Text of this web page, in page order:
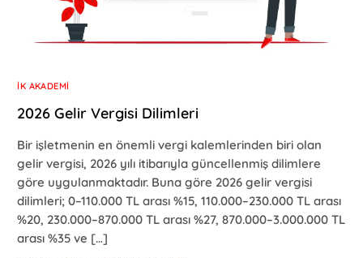
İK AKADEMI
2026 Gelir Vergisi Dilimleri
Bir işletmenin en önemli vergi kalemlerinden biri olan
gelir vergisi, 2026 yılı itibarıyla güncellenmiş dilimlere
göre uygulanmaktadır. Buna göre 2026 gelir vergisi
dilimleri; 0–110.000 TL arası %15, 110.000–230.000 TL arası
%20, 230.000–870.000 TL arası %27, 870.000–3.000.000 TL
arası %35 ve […]